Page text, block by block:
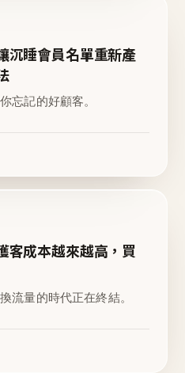
沉睡會員名單重新產
忘記的好顧客。
客成本越來越高，買
流量的時代正在終結。